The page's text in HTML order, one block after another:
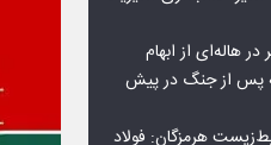
هاله‌ای از ابهام
پس از جنگ در پیش
هرمزگان: فولاد